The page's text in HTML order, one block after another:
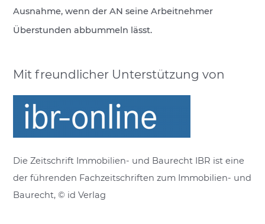
Ausnahme, wenn der AN seine Arbeitnehmer
Überstunden abbummeln lässt.
Mit freundlicher Unterstützung von
Die Zeitschrift Immobilien- und Baurecht IBR ist eine
der führenden Fachzeitschriften zum Immobilien- und
Baurecht, © id Verlag